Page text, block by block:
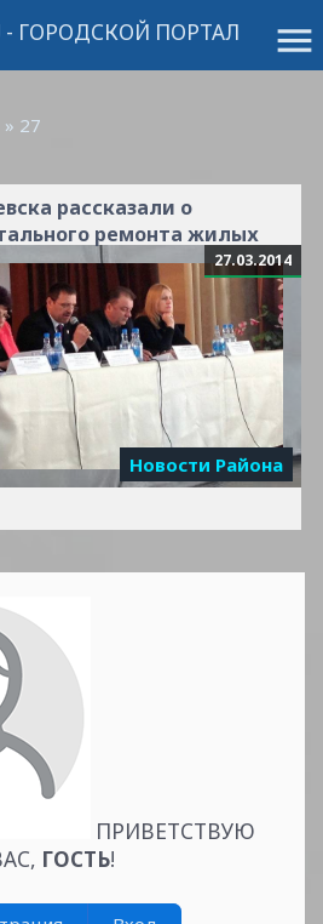
menu
- ГОРОДСКОЙ ПОРТАЛ
» 27
рассказали о
ремонта жилых
27.03.2014
Новости Района
ПРИВЕТСТВУЮ
, ГОСТЬ!